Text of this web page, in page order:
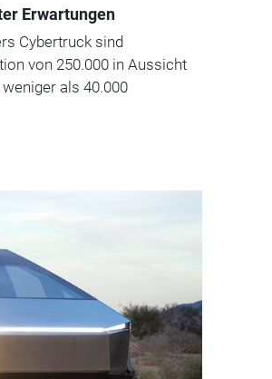
Erwartungen
Cybertruck sind
von 250.000 in Aussicht
als 40.000